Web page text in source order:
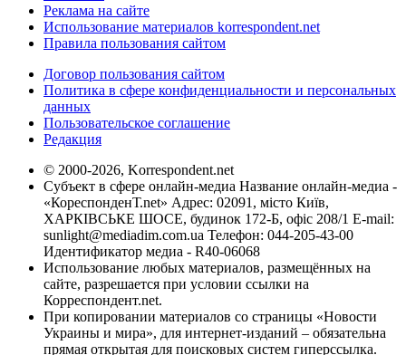
Реклама на сайте
Использование материалов korrespondent.net
Правила пользования сайтом
Договор пользования сайтом
Политика в сфере конфиденциальности и персональных
данных
Пользовательское соглашение
Редакция
© 2000-2026, Korrespondent.net
Субъект в сфере онлайн-медиа Название онлайн-медиа -
«КореспонденТ.net» Адрес: 02091, місто Київ,
ХАРКІВСЬКЕ ШОСЕ, будинок 172-Б, офіс 208/1 E-mail:
sunlight@mediadim.com.ua Телефон: 044-205-43-00
Идентификатор медиа - R40-06068
Использование любых материалов, размещённых на
сайте, разрешается при условии ссылки на
Корреспондент.net.
При копировании материалов со страницы «Новости
Украины и мира», для интернет-изданий – обязательна
прямая открытая для поисковых систем гиперссылка.